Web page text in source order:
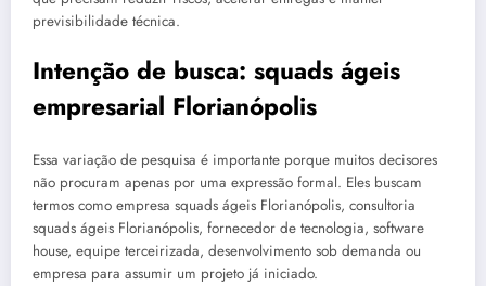
previsibilidade técnica.
Intenção de busca: squads ágeis
empresarial Florianópolis
Essa variação de pesquisa é importante porque muitos decisores
não procuram apenas por uma expressão formal. Eles buscam
termos como empresa squads ágeis Florianópolis, consultoria
squads ágeis Florianópolis, fornecedor de tecnologia, software
house, equipe terceirizada, desenvolvimento sob demanda ou
empresa para assumir um projeto já iniciado.